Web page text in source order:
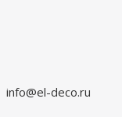
info@el-deco.ru